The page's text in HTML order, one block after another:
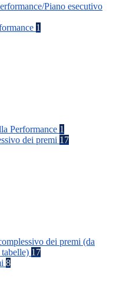
Piano esecutivo
1
Performance 1
dei premi 17
dei premi (da
17
8